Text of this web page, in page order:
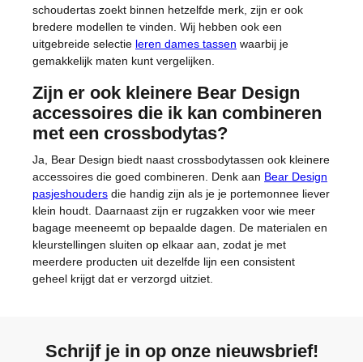
schoudertas zoekt binnen hetzelfde merk, zijn er ook
bredere modellen te vinden. Wij hebben ook een
uitgebreide selectie leren dames tassen waarbij je
gemakkelijk maten kunt vergelijken.
Zijn er ook kleinere Bear Design
accessoires die ik kan combineren
met een crossbodytas?
Ja, Bear Design biedt naast crossbodytassen ook kleinere
accessoires die goed combineren. Denk aan Bear Design
pasjeshouders die handig zijn als je je portemonnee liever
klein houdt. Daarnaast zijn er rugzakken voor wie meer
bagage meeneemt op bepaalde dagen. De materialen en
kleurstellingen sluiten op elkaar aan, zodat je met
meerdere producten uit dezelfde lijn een consistent
geheel krijgt dat er verzorgd uitziet.
Schrijf je in op onze nieuwsbrief!